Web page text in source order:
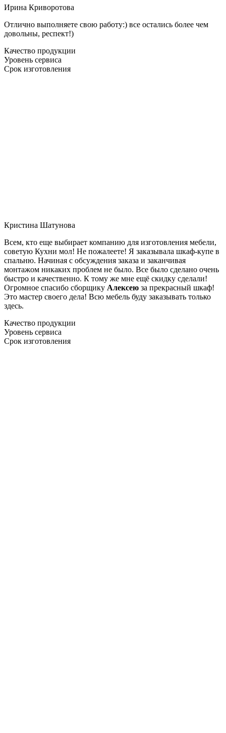
Ирина Криворотова
Отлично выполняете свою работу:) все остались более чем
довольны, респект!)
Качество продукции
Уровень сервиса
Срок изготовления
Кристина Шатунова
Всем, кто еще выбирает компанию для изготовления мебели,
советую Кухни мол! Не пожалеете! Я заказывала шкаф-купе в
спальню. Начиная с обсуждения заказа и заканчивая
монтажом никаких проблем не было. Все было сделано очень
быстро и качественно. К тому же мне ещё скидку сделали!
Огромное спасибо сборщику Алексею за прекрасный шкаф!
Это мастер своего дела! Всю мебель буду заказывать только
здесь.
Качество продукции
Уровень сервиса
Срок изготовления